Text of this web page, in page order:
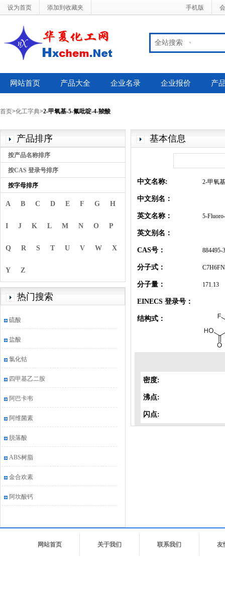
设为首页 添加到收藏夹 手机版
全站搜索
网站首页 产品大全 企业名录 企业报价 产
首页>化工字典>2-甲氧基-5-氟吡啶-4-羧酸
产品排序
按产品名称排序
按CAS 登录号排序
按字母排序
A B C D E F G H
I J K L M N O P
Q R S T U V W X
Y Z
热门搜索
硫酸
盐酸
氯化钴
四甲基乙二胺
阿巴卡韦
阿维菌素
脱落酸
ABS树脂
金合欢素
阿坎酸钙
基本信息
中文名称: 2-甲氧
中文别名：
英文名称： 5-
英文别名：
CAS号： 884495-
分子式：
分子量： 171.13
EINECS 登录号：
结构式：
密度:
沸点:
闪点:
网站首页 关于我们 联系我们 友